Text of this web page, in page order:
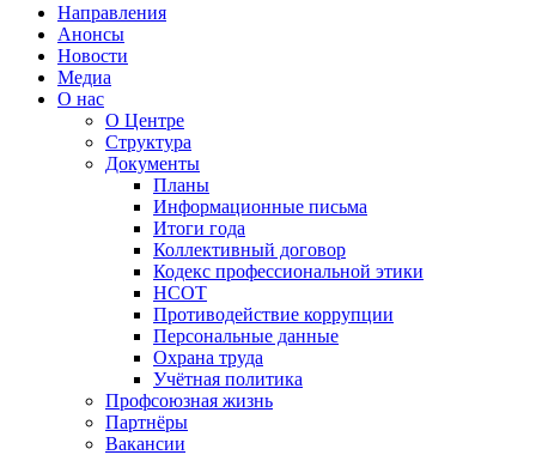
Направления
Анонсы
Новости
Медиа
О нас
О Центре
Структура
Документы
Планы
Информационные письма
Итоги года
Коллективный договор
Кодекс профессиональной этики
НСОТ
Противодействие коррупции
Персональные данные
Охрана труда
Учётная политика
Профсоюзная жизнь
Партнёры
Вакансии